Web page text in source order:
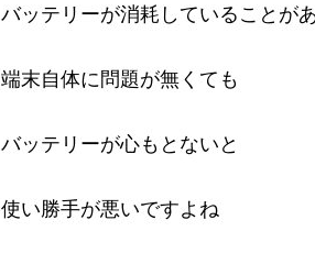
バッテリーが消耗していることが
端末自体に問題が無くても
バッテリーが心もとないと
使い勝手が悪いですよね